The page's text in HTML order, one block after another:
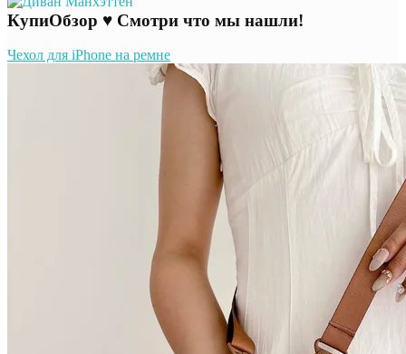
КупиОбзор ♥ Смотри что мы нашли!
Чехол для iPhone на ремне